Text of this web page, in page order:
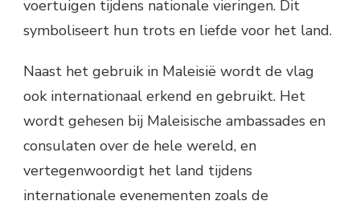
voertuigen tijdens nationale vieringen. Dit
symboliseert hun trots en liefde voor het land.
Naast het gebruik in Maleisië wordt de vlag
ook internationaal erkend en gebruikt. Het
wordt gehesen bij Maleisische ambassades en
consulaten over de hele wereld, en
vertegenwoordigt het land tijdens
internationale evenementen zoals de